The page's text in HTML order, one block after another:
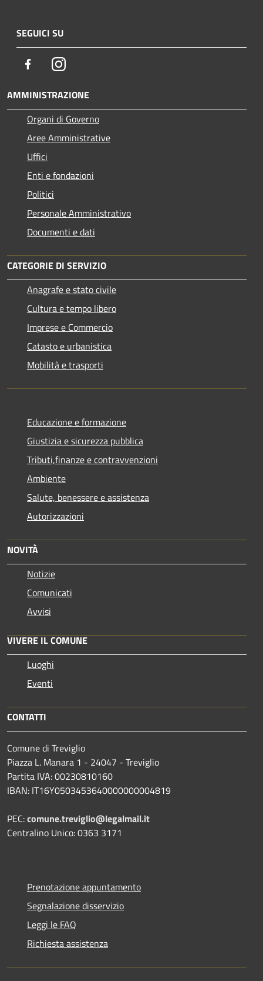
SEGUICI SU
FacebookInstagram
AMMINISTRAZIONE
Organi di Governo
Aree Amministrative
Uffici
Enti e fondazioni
Politici
Personale Amministrativo
Documenti e dati
CATEGORIE DI SERVIZIO
Anagrafe e stato civile
Cultura e tempo libero
Imprese e Commercio
Catasto e urbanistica
Mobilità e trasporti
Educazione e formazione
Giustizia e sicurezza pubblica
Tributi,finanze e contravvenzioni
Ambiente
Salute, benessere e assistenza
Autorizzazioni
NOVITÀ
Notizie
Comunicati
Avvisi
VIVERE IL COMUNE
Luoghi
Eventi
CONTATTI
Comune di Treviglio
Piazza L. Manara 1 - 24047 - Treviglio
Partita IVA: 00230810160
IBAN: IT16Y0503453640000000004819
PEC:comune.treviglio@legalmail.it
Centralino Unico: 0363 3171
Prenotazione appuntamento
Segnalazione disservizio
Leggi le FAQ
Richiesta assistenza